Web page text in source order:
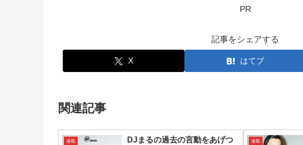
PR
記事をシェアする
X はてブ
関連記事
連載
DJまるの過去の言動をあげつ
連載